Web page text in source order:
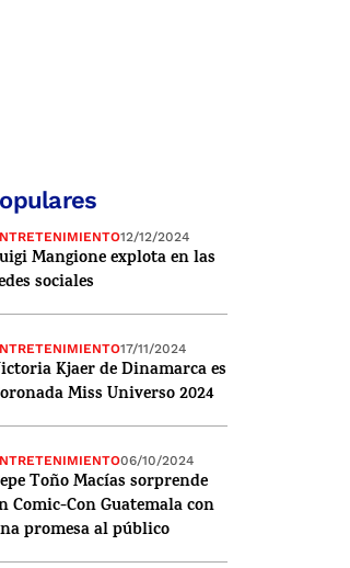
12/12/2024
Mangione explota en las
sociales
17/11/2024
Kjaer de Dinamarca es
Miss Universo 2024
06/10/2024
Toño Macías sorprende
Comic-Con Guatemala con
promesa al público